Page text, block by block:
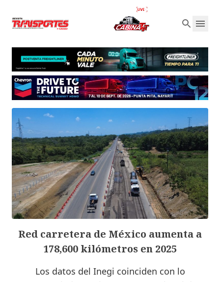
Red carretera de México aumenta a
178,600 kilómetros en 2025
Los datos del Inegi coinciden con lo